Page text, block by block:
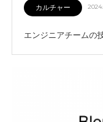
カルチャー
エンジニアチームの